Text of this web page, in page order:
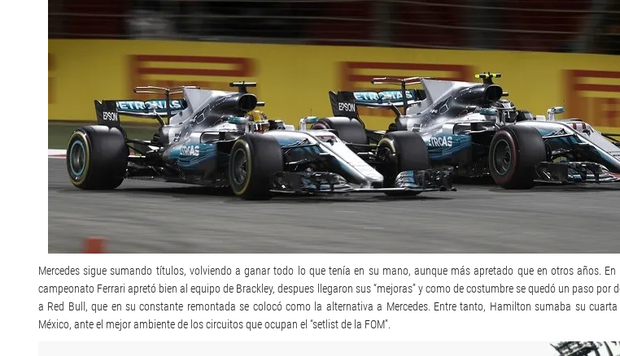
Mercedes sigue sumando títulos, volviendo a ganar todo lo que tenía en su mano, aunque más apretado que en otros años. En
campeonato Ferrari apretó bien al equipo de Brackley, despues llegaron sus “mejoras” y como de costumbre se quedó un paso por
a Red Bull, que en su constante remontada se colocó como la alternativa a Mercedes. Entre tanto, Hamilton sumaba su
México, ante el mejor ambiente de los circuitos que ocupan el “setlist de la FOM”.